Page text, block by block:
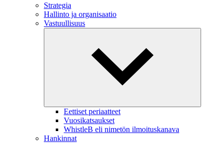
Strategia
Hallinto ja organisaatio
Vastuullisuus
Eettiset periaatteet
Vuosikatsaukset
WhistleB eli nimetön ilmoituskanava
Hankinnat